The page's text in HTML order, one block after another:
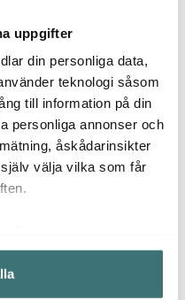
uppgifter
din personliga data,
teknologi såsom
till information på din
personliga annonser och
åskådarinsikter
välja vilka som får
geografiska plats som
till flera meter
House
Lindgren Mugg
Utan snus
kr